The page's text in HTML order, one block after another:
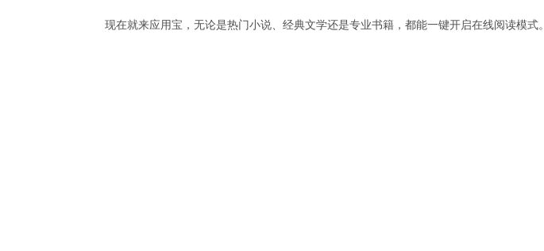
现在就来应用宝，无论是热门小说、经典文学还是专业书籍，都能一键开启在线阅读模式。